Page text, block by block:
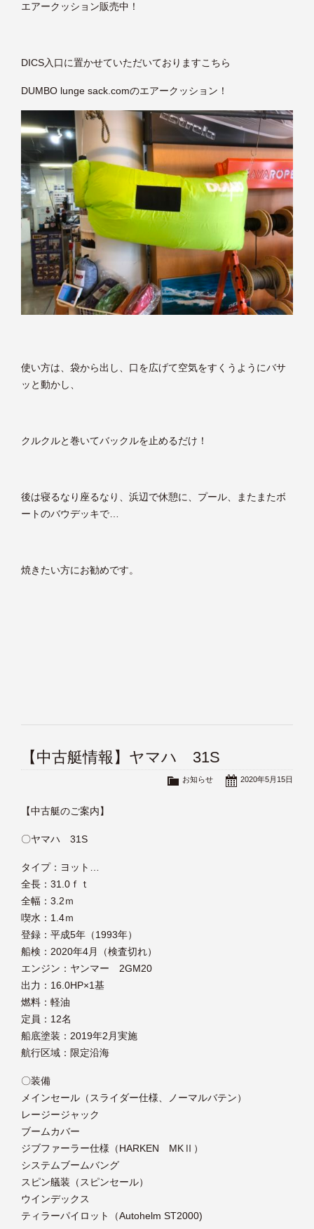
エアークッション販売中！
DICS入口に置かせていただいておりますこちら
DUMBO lunge sack.comのエアークッション！
使い方は、袋から出し、口を広げて空気をすくうようにバサ
ッと動かし、
クルクルと巻いてバックルを止めるだけ！
後は寝るなり座るなり、浜辺で休憩に、プール、またまたボ
ートのバウデッキで…
焼きたい方にお勧めです。
【中古艇情報】ヤマハ 31S
2020年5月15日
お知らせ
【中古艇のご案内】
〇ヤマハ 31S
タイプ：ヨット
全長：31.0ｆｔ
全幅：3.2ｍ
喫水：1.4ｍ
登録：平成5年（1993年）
船検：2020年4月（検査切れ）
エンジン：ヤンマー 2GM20
出力：16.0HP×1基
燃料：軽油
定員：12名
船底塗装：2019年2月実施
航行区域：限定沿海
〇装備
メインセール（スライダー仕様、ノーマルバテン）
レージージャック
ブームカバー
ジブファーラー仕様（HARKEN MKⅡ）
システムブームバング
スピン艤装（スピンセール）
ウインデックス
ティラーパイロット（Autohelm ST2000)